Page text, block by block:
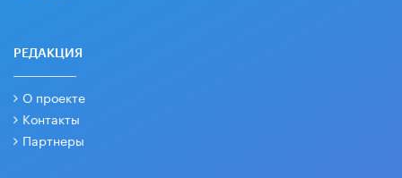
РЕДАКЦИЯ
О проекте
Контакты
Партнеры